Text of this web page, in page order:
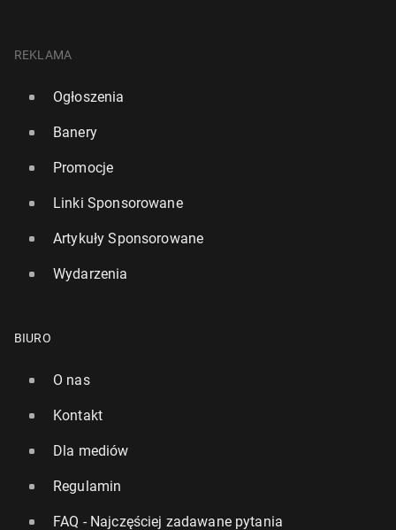
REKLAMA
Ogłoszenia
Banery
Promocje
Linki Sponsorowane
Artykuły Sponsorowane
Wydarzenia
BIURO
O nas
Kontakt
Dla mediów
Regulamin
FAQ - Najczęściej zadawane pytania